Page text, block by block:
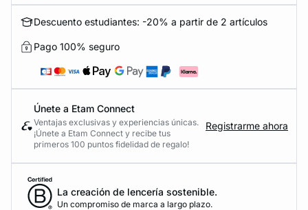
Descuento estudiantes: -20% a partir de 2 artículos
Pago 100% seguro
Únete a Etam Connect
Ventajas exclusivas y experiencias únicas.
¡Únete a Etam Connect y recibe tus
primeros 100 puntos fidelidad de regalo!
Registrarme ahora
La creación de lencería sostenible.
Un compromiso de marca a largo plazo.